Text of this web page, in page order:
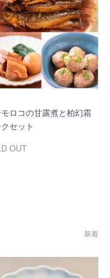
ロコの甘露煮と柏幻霜
セット
OUT
新着